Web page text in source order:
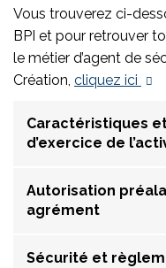
Vous trouverez ci-
BPI et pour retrouver
le métier d’agent de
Création, cliquez ici
Caractéristiques
d’exercice de
Autorisation
agrément
Sécurité et